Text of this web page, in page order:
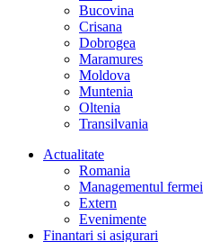
Bucovina
Crisana
Dobrogea
Maramures
Moldova
Muntenia
Oltenia
Transilvania
Actualitate
Romania
Managementul fermei
Extern
Evenimente
Finantari si asigurari